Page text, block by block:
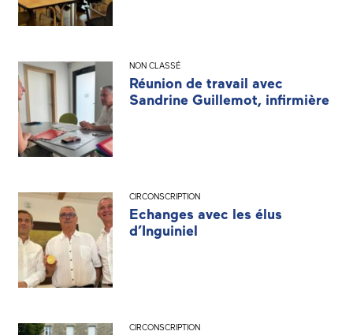
NON CLASSÉ
Réunion de travail avec
Sandrine Guillemot, infirmière
CIRCONSCRIPTION
Echanges avec les élus
d’Inguiniel
CIRCONSCRIPTION